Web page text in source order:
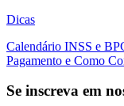
Dicas
Calendário INSS e
Pagamento e Como
Se inscreva em